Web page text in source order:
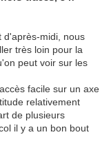
d'après-midi, nous
très loin pour la
peut voir sur les
facile sur un axe
relativement
de plusieurs
il y a un bon bout